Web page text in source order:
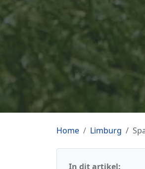
Home Limburg
In dit artikel: